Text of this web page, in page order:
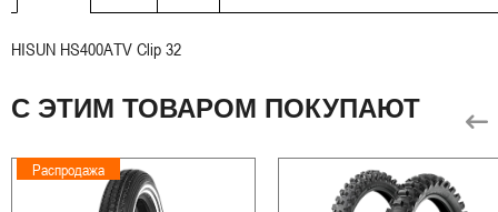
HISUN HS400ATV Clip 32
С ЭТИМ ТОВАРОМ ПОКУПАЮТ
Распродажа